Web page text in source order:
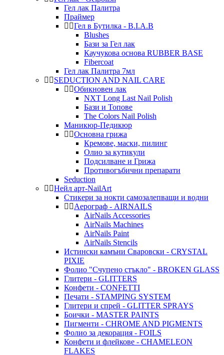
Гел лак Палитра
Праймер
Гел в Бутилка - B.I.A.B
Blushes
Бази за Гел лак
Каучукова основа RUBBER BASE
Fibercoat
Гел лак Палитра 7мл
SEDUCTION AND NAIL CARE
Обикновен лак
NXT Long Last Nail Polish
Бази и Топове
The Colors Nail Polish
Маникюр-Педикюр
Основна грижа
Кремове, маски, пилинг
Олио за кутикули
Подсилване и Грижа
Противогъбични препарати
Seduction
Нейл арт-NailArt
Стикери за нокти самозалепващи и водни
Аерограф - AIRNAILS
AirNails Accessories
AirNails Machines
AirNails Paint
AirNails Stencils
Истински камъни Сваровски - CRYSTAL
PIXIE
Фолио "Счупено стъкло" - BROKEN GLASS
Глитери - GLITTERS
Конфети - CONFETTI
Печати - STAMPING SYSTEM
Глитери и спрей - GLITTER SPRAYS
Боички - MASTER PAINTS
Пигменти - CHROME AND PIGMENTS
Фолио за декорация - FOILS
Конфети и флейкове - CHAMELEON
FLAKES